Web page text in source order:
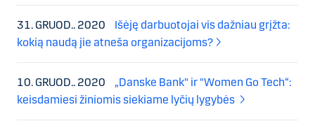
31. GRUOD.. 2020
Išėję darbuotojai vis dažniau grįžta:
kokią naudą jie atneša organizacijoms?
10. GRUOD.. 2020
„Danske Bank" ir "Women Go Tech“:
keisdamiesi žiniomis siekiame lyčių lygybės